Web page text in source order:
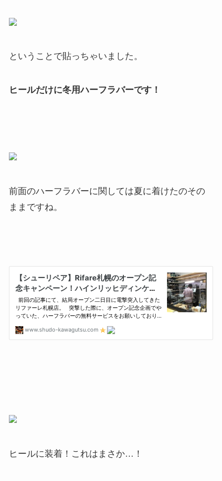
ということで貼っちゃいました。
ヒールだけに冬用ハーフラバーです！
前面のハーフラバーに関しては夏に着けたのその
ままですね。
ヒールに装着！これはまさか…！